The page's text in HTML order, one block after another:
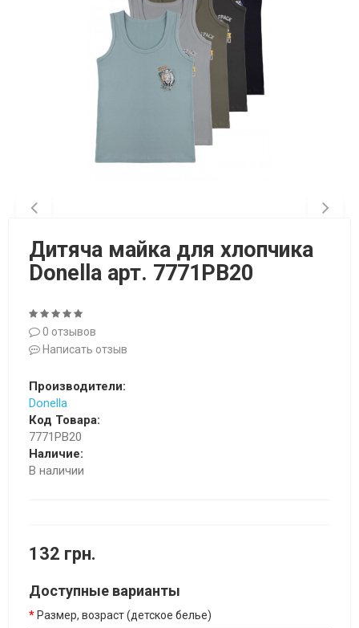
Дитяча майка для хлопчика
Donella арт. 7771PB20
0 отзывов
Написать отзыв
Производители:
Donella
Код Товара:
7771PB20
Наличие:
В наличии
132 грн.
Доступные варианты
Размер, возраст (детское белье)